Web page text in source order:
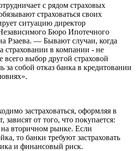
с рядом страховых
страховаться своих
ситуацию директор
Бюро Ипотечного
Рзаева. — Бывают случаи, когда
страховании в компании - не
выбор другой страховой
собой отказ банка в кредитовании
застраховаться, оформляя в
от того, что покупается:
вторичном рынке. Если
то банки требуют застраховать
и финансовый риск.